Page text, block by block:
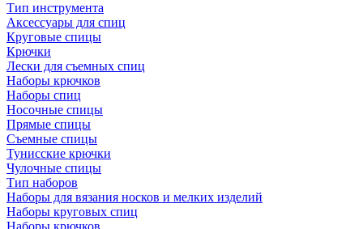
Тип инструмента
Аксессуары для спиц
Круговые спицы
Крючки
Лески для съемных спиц
Наборы крючков
Наборы спиц
Носочные спицы
Прямые спицы
Съемные спицы
Тунисские крючки
Чулочные спицы
Тип наборов
Наборы для вязания носков и мелких изделий
Наборы круговых спиц
Наборы крючков